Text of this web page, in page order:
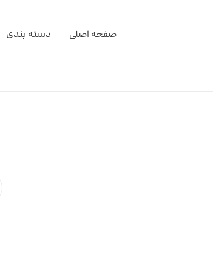
صفحه اصلی دسته بندی